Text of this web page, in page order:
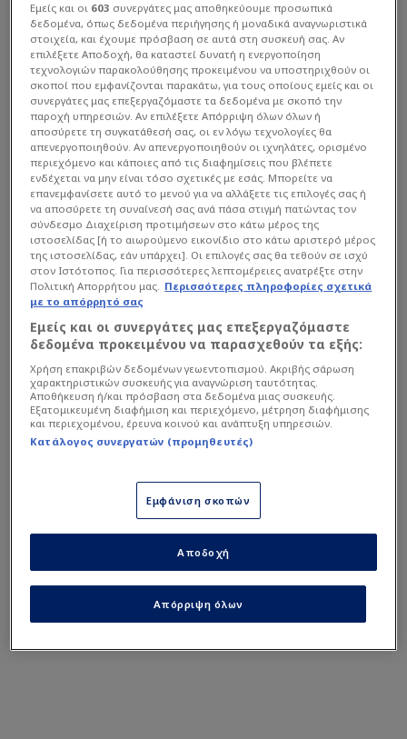
Ο αναλυτής διαιτησίας τόνισε πως η Βαλένθια
ευνοήθηκε από τις αποφάσεις των διαιτητών,
ωστόσο διαφώνησε με τονΕργκίν Αταμάν, ο
οποίος είπε μεταξύ άλλων ότι με αναλογα
διαιτητικά κριτήρια η Βαλένθια θα κατακτήσει τη
Euroleague, ενώ διαμαρτυρήθηκε επίσης για τη
Γουόρνικ, τα επιχειρήματα του τεχνικού του
Παναθηναίκού δεν έχουν βάση.
Η ανάλυση του Τον Γουόρνικ στο BasketNews:
Εμείς και οι 603 συνεργάτες μας αποθηκεύουμε προσωπικά
δεδομένα, όπως δεδομένα περιήγησης ή μοναδικά αναγνωριστικά
στοιχεία, και έχουμε πρόσβαση σε αυτά στη συσκευή σας. Αν
επιλέξετε Αποδοχή, θα καταστεί δυνατή η ενεργοποίηση
τεχνολογιών παρακολούθησης προκειμένου να υποστηριχθούν οι
σκοποί που εμφανίζονται παρακάτω, για τους οποίους εμείς και οι
συνεργάτες μας επεξεργαζόμαστε τα δεδομένα με σκοπό την
παροχή υπηρεσιών. Αν επιλέξετε Απόρριψη όλων όλων ή
αποσύρετε τη συγκατάθεσή σας, οι εν λόγω τεχνολογίες θα
απενεργοποιηθούν. Αν απενεργοποιηθούν οι ιχνηλάτες, ορισμένο
περιεχόμενο και κάποιες από τις διαφημίσεις που βλέπετε
ενδέχεται να μην είναι τόσο σχετικές με εσάς. Μπορείτε να
επανεμφανίσετε αυτό το μενού για να αλλάξετε τις επιλογές σας ή
να αποσύρετε τη συναίνεσή σας ανά πάσα στιγμή πατώντας τον
σύνδεσμο Διαχείριση προτιμήσεων στο κάτω μέρος της
ιστοσελίδας [ή το αιωρούμενο εικονίδιο στο κάτω αριστερό μέρος
της ιστοσελίδας, εάν υπάρχει]. Οι επιλογές σας θα τεθούν σε ισχύ
στον Ιστότοπος. Για περισσότερες λεπτομέρειες ανατρέξτε στην
Πολιτική Απορρήτου μας. Περισσότερες πληροφορίες σχετικά
με το απόρρητό σας
Εμείς και οι συνεργάτες μας επεξεργαζόμαστε
δεδομένα προκειμένου να παρασχεθούν τα εξής:
Χρήση επακριβών δεδομένων γεωεντοπισμού. Ακριβής σάρωση
χαρακτηριστικών συσκευής για αναγνώριση ταυτότητας.
Αποθήκευση ή/και πρόσβαση στα δεδομένα μιας συσκευής.
Εξατομικευμένη διαφήμιση και περιεχόμενο, μέτρηση διαφήμισης
και περιεχομένου, έρευνα κοινού και ανάπτυξη υπηρεσιών.
Κατάλογος συνεργατών (προμηθευτές)
Εμφάνιση σκοπών
Απόρριψη όλων
Αποδοχή